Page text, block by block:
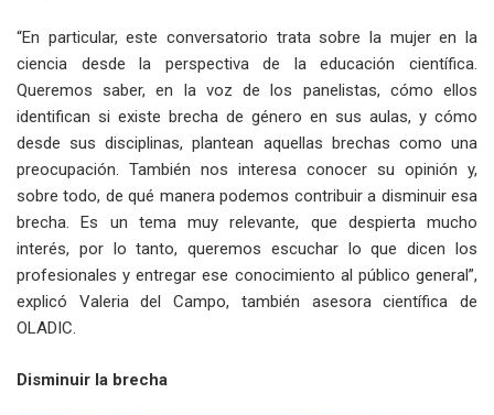
“En particular, este conversatorio trata sobre la mujer en la
ciencia desde la perspectiva de la educación científica.
Queremos saber, en la voz de los panelistas, cómo ellos
identifican si existe brecha de género en sus aulas, y cómo
desde sus disciplinas, plantean aquellas brechas como una
preocupación. También nos interesa conocer su opinión y,
sobre todo, de qué manera podemos contribuir a disminuir esa
brecha. Es un tema muy relevante, que despierta mucho
interés, por lo tanto, queremos escuchar lo que dicen los
profesionales y entregar ese conocimiento al público general”,
explicó Valeria del Campo, también asesora científica de
OLADIC.
Disminuir la brecha